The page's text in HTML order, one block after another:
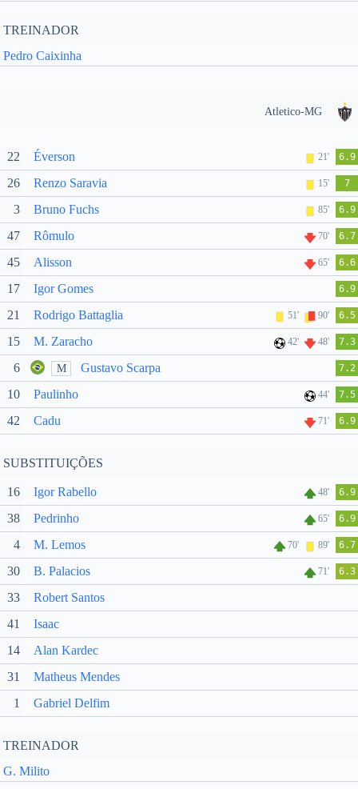
TREINADOR
Pedro Caixinha
Atletico-MG
22 Éverson 21' 6.9
26 Renzo Saravia 15' 7
3 Bruno Fuchs 85' 6.9
47 Rômulo 70' 6.7
45 Alisson 65' 6.6
17 Igor Gomes 6.9
21 Rodrigo Battaglia 51' 90' 6.5
15 M. Zaracho 42' 48' 7.3
6 M Gustavo Scarpa 7.2
10 Paulinho 44' 7.5
42 Cadu 71' 6.9
SUBSTITUIÇÕES
16 Igor Rabello 48' 6.9
38 Pedrinho 65' 6.9
4 M. Lemos 70' 89' 6.7
30 B. Palacios 71' 6.3
33
Robert Santos
41
Isaac
14
Alan Kardec
31
Matheus Mendes
1
Gabriel Delfim
TREINADOR
G. Milito